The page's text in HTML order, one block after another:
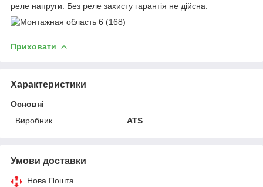
реле напруги. Без реле захисту гарантія не дійсна.
Приховати
Характеристики
Основні
Виробник
ATS
Умови доставки
Нова Пошта